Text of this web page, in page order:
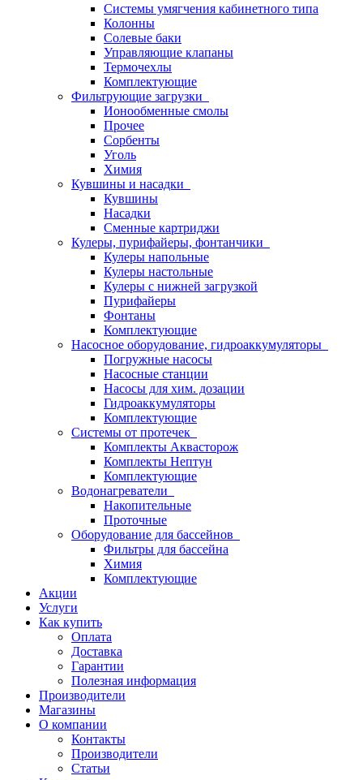
Системы умягчения кабинетного типа
Колонны
Солевые баки
Управляющие клапаны
Термочехлы
Комплектующие
Фильтрующие загрузки
Ионообменные смолы
Прочее
Сорбенты
Уголь
Химия
Кувшины и насадки
Кувшины
Насадки
Сменные картриджи
Кулеры, пурифайеры, фонтанчики
Кулеры напольные
Кулеры настольные
Кулеры с нижней загрузкой
Пурифайеры
Фонтаны
Комплектующие
Насосное оборудование, гидроаккумуляторы
Погружные насосы
Насосные станции
Насосы для хим. дозации
Гидроаккумуляторы
Комплектующие
Системы от протечек
Комплекты Аквасторож
Комплекты Нептун
Комплектующие
Водонагреватели
Накопительные
Проточные
Оборудование для бассейнов
Фильтры для бассейна
Химия
Комплектующие
Акции
Услуги
Как купить
Оплата
Доставка
Гарантии
Полезная информация
Производители
Магазины
О компании
Контакты
Производители
Статьи